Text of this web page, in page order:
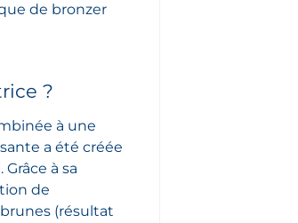
de bronzer
?
à une
a été créée
à sa
de
(résultat